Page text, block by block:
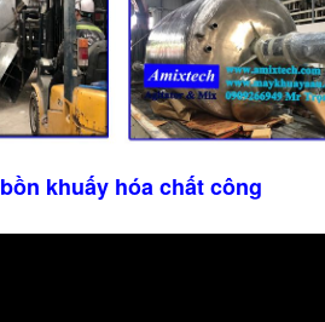
khuấy hóa chất công